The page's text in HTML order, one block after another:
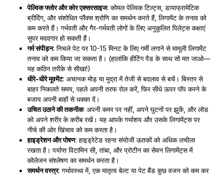
पेल्विक फ्लोर और कोर एक्सरसाइज: कोमल पेल्विक टिल्ट्स, डायाफ्रामेटिक
ब्रीदिंग, और संशोधित प्लैंक्स श्रोणि का समर्थन करते हैं, लिगामेंट के तनाव को
कम करते हैं। गर्भवती और गैर-गर्भवती लोगों के लिए अनुकूलित पिलेट्स कक्षाएं
सुपर मददगार हो सकती हैं।
गर्म संपीड़न: निचले पेट पर 10-15 मिनट के लिए गर्मी लगाने से मामूली लिगामेंट
तनाव को कम किया जा सकता है। (हालांकि हीटिंग पैड के साथ सो मत जाओ—
यह कठिन तरीके से सीखा!)
धीरे-धीरे मूवमेंट: अचानक मोड़ या मुद्रा में तेजी से बदलाव से बचें। बिस्तर से
बाहर निकलते समय, पहले अपनी तरफ रोल करें, फिर सीधे ऊपर पॉप करने के
बजाय अपनी बाहों से धक्का दें।
उचित उठाने की तकनीक: अपनी कमर पर नहीं, अपने घुटनों पर झुकें, और लोड
को अपने शरीर के करीब रखें। यह आपके गर्भाशय और उसके लिगामेंट्स पर
नीचे की ओर खिंचाव को कम करता है।
हाइड्रेशन और पोषण: हाइड्रेटेड रहना संयोजी ऊतकों को अधिक लचीला
रखता है। पर्याप्त विटामिन सी, तांबा, और प्रोटीन का सेवन लिगामेंट्स में
कोलेजन संश्लेषण का समर्थन करता है।
समर्थन वस्त्र: गर्भावस्था में, एक मातृत्व बेल्ट या पेट बैंड कुछ वजन को कम कर